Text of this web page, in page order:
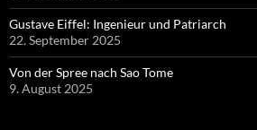
Gustave Eiffel: Ingenieur und Patriarch
22. September 2025
Von der Spree nach Sao Tome
9. August 2025